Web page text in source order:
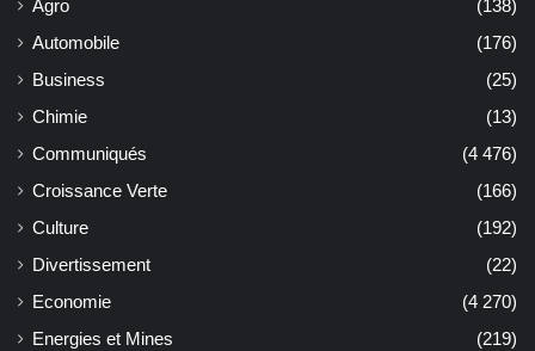
Agro
(138)
Automobile
(176)
Business
(25)
Chimie
(13)
Communiqués
(4 476)
Croissance Verte
(166)
Culture
(192)
Divertissement
(22)
Economie
(4 270)
Energies et Mines
(219)